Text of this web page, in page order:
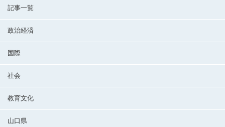
記事一覧
政治経済
国際
社会
教育文化
山口県